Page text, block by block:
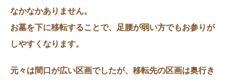
なかなかありません。
お墓を下に移転することで、足腰が弱い方でもお参りが
しやすくなります。
元々は間口が広い区画でしたが、移転先の区画は奥行き